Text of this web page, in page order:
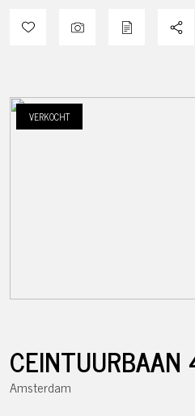
VERKOCHT
CEINTUURBAAN
Amsterdam